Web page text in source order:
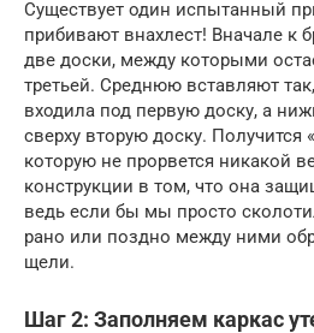
Существует один испытанный
прибивают внахлест! Вначале к
две доски, между которыми
третьей. Среднюю вставляют
входила под первую доску, а
сверху вторую доску. Получится
которую не прорвется никакой
конструкции в том, что она
ведь если бы мы просто
рано или поздно между ними
щели.
Шаг 2: Заполняем каркас